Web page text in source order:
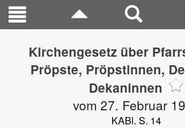
Kirchengesetz über
Pröpste, Pröpstinnen,
Dekaninnen
vom 27. Februar
KABl. S. 14